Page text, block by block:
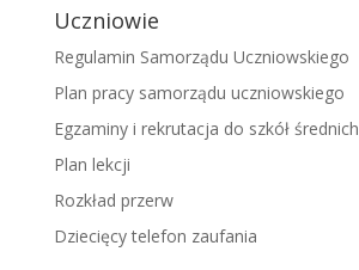
Uczniowie
Regulamin Samorządu Uczniowskiego
Plan pracy samorządu uczniowskiego
Egzaminy i rekrutacja do szkół średnich
Plan lekcji
Rozkład przerw
Dziecięcy telefon zaufania